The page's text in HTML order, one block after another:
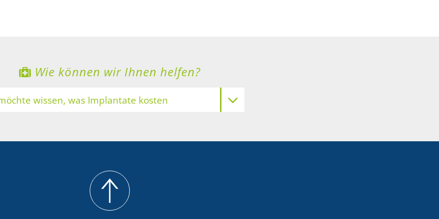
Wie können wir Ihnen helfen?
wissen, was Implantate kosten
möchte eine professionelle Zahnreinigung